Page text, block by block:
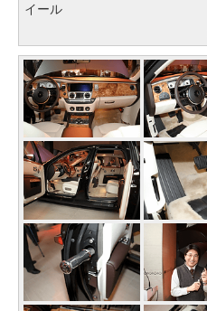
イール